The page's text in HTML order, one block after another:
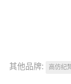
其他品牌: 高仿纪